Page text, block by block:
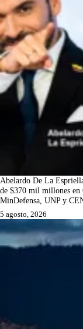
Abelardo De La
de $370 mil millones en
MinDefensa, UNP y
5 agosto, 2026